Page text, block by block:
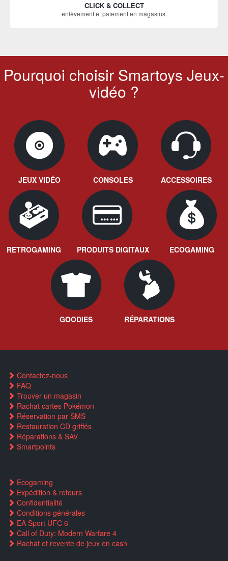
CLICK & COLLECT
enlèvement et paiement en magasins.
Pourquoi choisir Smartoys Jeux-
vidéo ?
JEUX VIDÉO CONSOLES ACCESSOIRES
RETROGAMING PRODUITS DIGITAUX ECOGAMING
GOODIES RÉPARATIONS
Contactez-nous
FAQ
Trouver un magasin
Rachat cartes Pokémon
Réservation par SMS
Restauration CD griffés
Réparations & SAV
Smartpoints
Ecogaming
Expédition & retours
Confidentialité
Conditions générales
EA Sport UFC 6
Call of Duty: Modern Warfare 4
Rachat et revente de jeux en cash